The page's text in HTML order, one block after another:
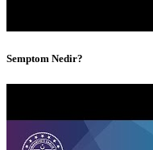
Semptom Nedir?